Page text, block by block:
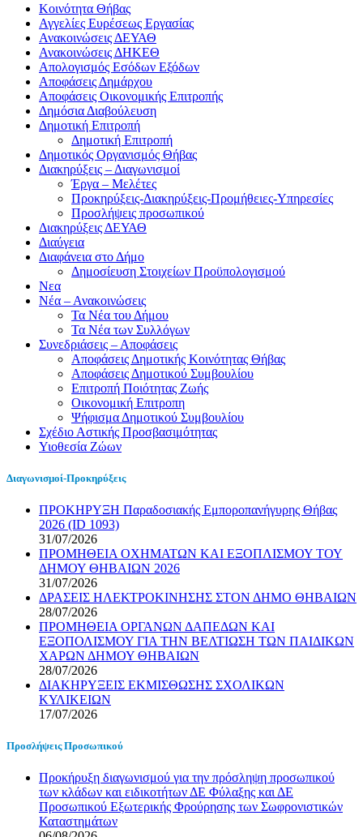
Kοινότητα Θήβας
Αγγελίες Ευρέσεως Εργασίας
Ανακοινώσεις ΔΕΥΑΘ
Ανακοινώσεις ΔΗΚΕΘ
Απολογισμός Εσόδων Εξόδων
Αποφάσεις Δημάρχου
Αποφάσεις Οικονομικής Επιτροπής
Δημόσια Διαβούλευση
Δημοτική Επιτροπή
Δημοτική Επιτροπή
Δημοτικός Οργανισμός Θήβας
Διακηρύξεις – Διαγωνισμοί
Έργα – Μελέτες
Προκηρύξεις-Διακηρύξεις-Προμήθειες-Υπηρεσίες
Προσλήψεις προσωπικού
Διακηρύξεις ΔΕΥΑΘ
Διαύγεια
Διαφάνεια στο Δήμο
Δημοσίευση Στοιχείων Προϋπολογισμού
Νεα
Νέα – Ανακοινώσεις
Τα Νέα του Δήμου
Τα Νέα των Συλλόγων
Συνεδριάσεις – Αποφάσεις
Αποφάσεις Δημοτικής Κοινότητας Θήβας
Αποφάσεις Δημοτικού Συμβουλίου
Επιτροπή Ποιότητας Ζωής
Οικονομική Επιτροπη
Ψήφισμα Δημοτικού Συμβουλίου
Σχέδιο Αστικής Προσβασιμότητας
Υιοθεσία Ζώων
Διαγωνισμοί-Προκηρύξεις
ΠΡΟΚΗΡΥΞΗ Παραδοσιακής Εμποροπανήγυρης Θήβας
2026 (ID 1093)
31/07/2026
ΠΡΟΜΗΘΕΙΑ ΟΧΗΜΑΤΩΝ ΚΑΙ ΕΞΟΠΛΙΣΜΟΥ ΤΟΥ
ΔΗΜΟΥ ΘΗΒΑΙΩΝ 2026
31/07/2026
ΔΡΑΣΕΙΣ ΗΛΕΚΤΡΟΚΙΝΗΣΗΣ ΣΤΟΝ ΔΗΜΟ ΘΗΒΑΙΩΝ
28/07/2026
ΠΡΟΜΗΘΕΙΑ ΟΡΓΑΝΩΝ ΔΑΠΕΔΩΝ ΚΑΙ
ΕΞΟΠΟΛΙΣΜΟΥ ΓΙΑ ΤΗΝ ΒΕΛΤΙΩΣΗ ΤΩΝ ΠΑΙΔΙΚΩΝ
ΧΑΡΩΝ ΔΗΜΟΥ ΘΗΒΑΙΩΝ
28/07/2026
ΔΙΑΚΗΡΥΞΕΙΣ ΕΚΜΙΣΘΩΣΗΣ ΣΧΟΛΙΚΩΝ
ΚΥΛΙΚΕΙΩΝ
17/07/2026
Προσλήψεις Προσωπικού
Προκήρυξη διαγωνισμού για την πρόσληψη προσωπικού
των κλάδων και ειδικοτήτων ΔΕ Φύλαξης και ΔΕ
Προσωπικού Εξωτερικής Φρούρησης των Σωφρονιστικών
Καταστημάτων